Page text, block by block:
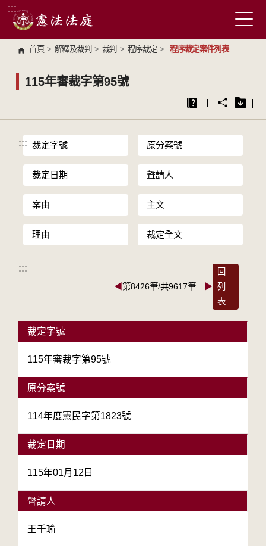
跳到主要內容區塊
:::
首頁 > 解釋及裁判 > 裁判 > 程序裁定 > 程序裁定案件列表
115年審裁字第95號
::: 裁定字號 原分案號
裁定日期 聲請人
案由 主文
理由 裁定全文
:::
◀第8426筆/共9617筆 ▶
回
列
表
裁定字號
115年審裁字第95號
原分案號
114年度憲民字第1823號
裁定日期
115年01月12日
聲請人
王千瑜